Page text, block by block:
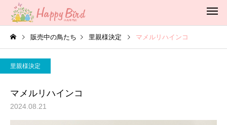
販売中の鳥たち 里親様決定 マメルリハインコ
里親様決定
マメルリハインコ
2024.08.21